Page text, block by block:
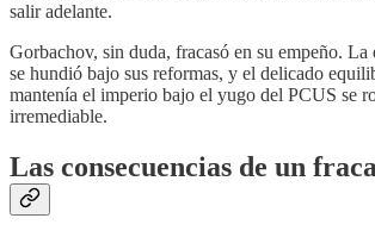
salir adelante.
Gorbachov, sin duda, fracasó en su empeño. La
se hundió bajo sus reformas, y el delicado
mantenía el imperio bajo el yugo del PCUS se
irremediable.
Las consecuencias de un